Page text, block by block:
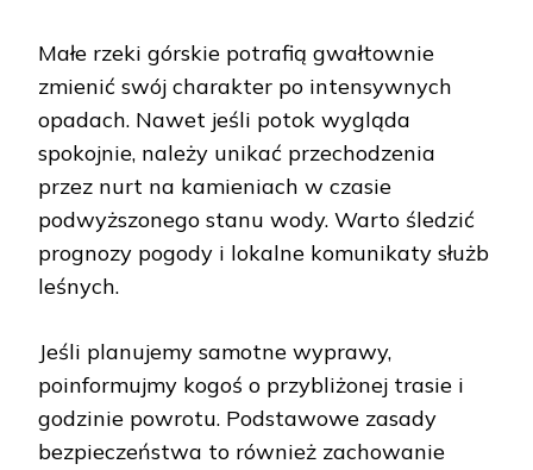
Małe rzeki górskie potrafią gwałtownie
zmienić swój charakter po intensywnych
opadach. Nawet jeśli potok wygląda
spokojnie, należy unikać przechodzenia
przez nurt na kamieniach w czasie
podwyższonego stanu wody. Warto śledzić
prognozy pogody i lokalne komunikaty służb
leśnych.
Jeśli planujemy samotne wyprawy,
poinformujmy kogoś o przybliżonej trasie i
godzinie powrotu. Podstawowe zasady
bezpieczeństwa to również zachowanie